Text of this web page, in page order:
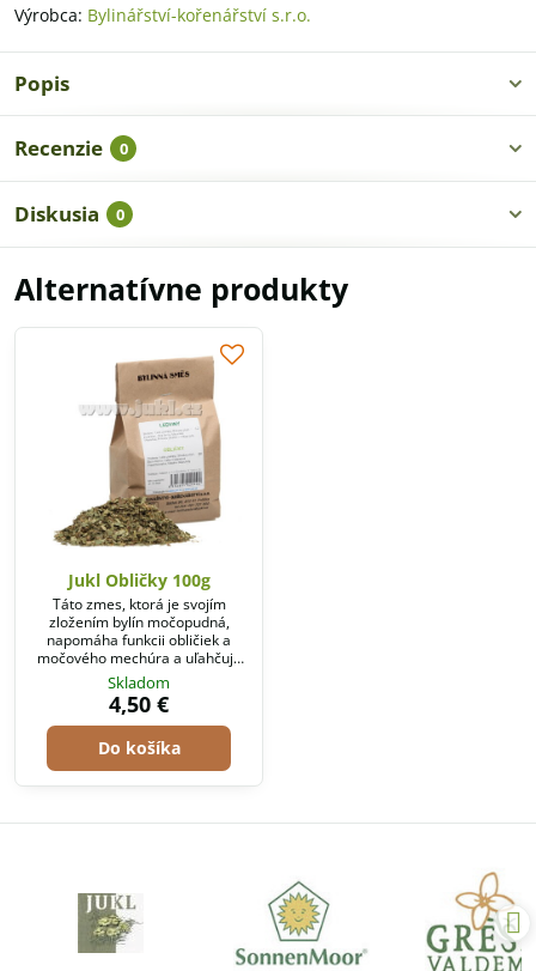
Výrobca: Bylinářství-kořenářství s.r.o.
Popis
Recenzie 0
Diskusia 0
Alternatívne produkty
Jukl Obličky 100g
Táto zmes, ktorá je svojím
zložením bylín močopudná,
napomáha funkcii obličiek a
močového mechúra a uľahčuje
vylučovanie. Dodržujte pitný
režim.
Skladom
4,50 €
Do košíka